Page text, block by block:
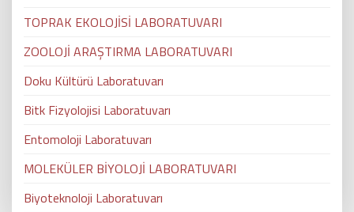
TOPRAK EKOLOJİSİ LABORATUVARI
ZOOLOJİ ARAŞTIRMA LABORATUVARI
Doku Kültürü Laboratuvarı
Bitk Fizyolojisi Laboratuvarı
Entomoloji Laboratuvarı
MOLEKÜLER BİYOLOJİ LABORATUVARI
Biyoteknoloji Laboratuvarı